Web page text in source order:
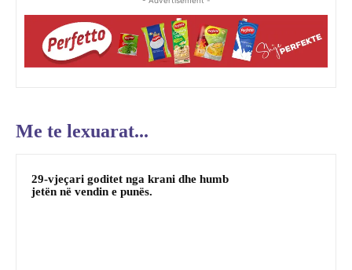
Me te lexuarat...
29-vjeçari goditet nga krani dhe humb
jetën në vendin e punës.